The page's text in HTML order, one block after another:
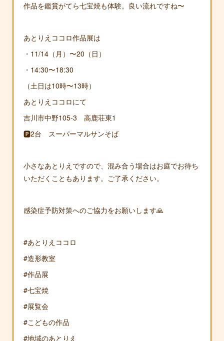
作品を鑑賞がてら七宝焼も体験。良い流れですね〜
あとりえココロ作品展は
・11/14（月）〜20（日）
・14:30〜18:30
（土日は10時〜13時）
あとりえココロにて
吉川市中野105-3 高鹿荘東1
🅿2台 スーパーマルサンそば
小さなあとりえですので、混み合う場合はお庭でお待ち
いただくこともあります。ご了承ください。
感染症予防対策へのご協力をお願いします🙏
#あとりえココロ
#造形教室
#作品展
#七宝焼
#展覧会
#こどもの作品
#地域のあとりえ